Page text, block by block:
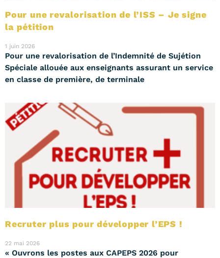
Pour une revalorisation de l’ISS – Je signe
la pétition
1 juin 2026
Pour une revalorisation de l’Indemnité de Sujétion
Spéciale allouée aux enseignants assurant un service
en classe de première, de terminale
Recruter plus pour développer l’EPS !
22 mai 2026
« Ouvrons les postes aux CAPEPS 2026 pour